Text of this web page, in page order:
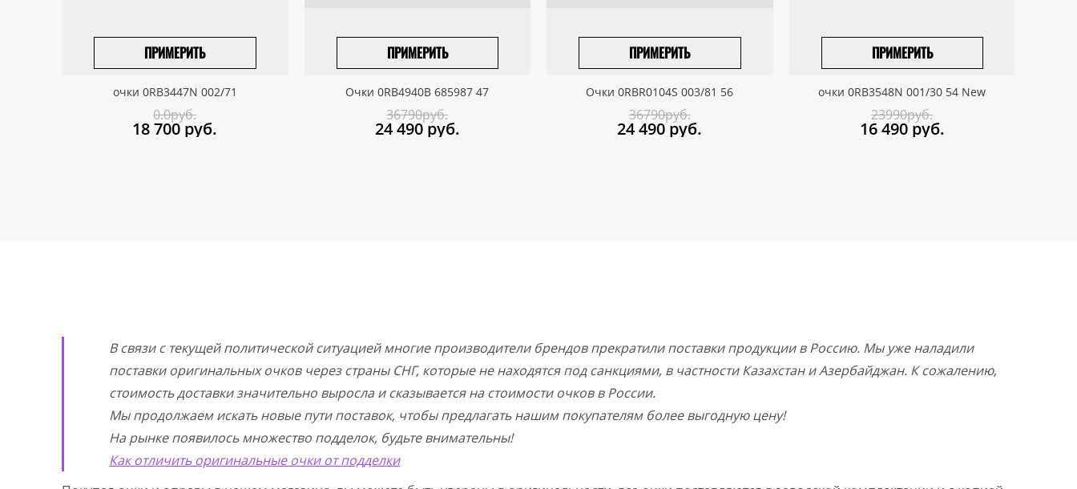
ПРИМЕРИТЬ
ВЫБРАТЬ РАЗМЕР
очки 0RB3447N 002/71
0.0руб.
18 700 руб.
ПРИМЕРИТЬ
ПРИВЕЗТИ ПОД ЗАКАЗ
Очки 0RB4940B 685987 47
36790руб.
24 490 руб.
ПРИМЕРИТЬ
ПРИВЕЗТИ ПОД ЗАКАЗ
Очки 0RBR0104S 003/81 56
36790руб.
24 490 руб.
ПРИМЕРИТЬ
ПРИВЕЗТИ ПОД ЗАКАЗ
очки 0RB3548N 001/30 54 New
23990руб.
16 490 руб.
В связи с текущей политической ситуацией многие производители брендов прекратили поставки продукции в Россию. Мы уже наладили
поставки оригинальных очков через страны СНГ, которые не находятся под санкциями, в частности Казахстан и Азербайджан. К сожалению,
стоимость доставки значительно выросла и сказывается на стоимости очков в России.
Мы продолжаем искать новые пути поставок, чтобы предлагать нашим покупателям более выгодную цену!
На рынке появилось множество подделок, будьте внимательны!
Как отличить оригинальные очки от подделки